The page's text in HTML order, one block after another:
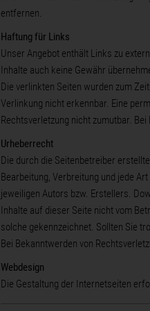
entfernen.
Haftung für Links
Unser Angebot enthält Links zu
Inhalte auch keine Gewähr
Die verlinkten Seiten wurden zum
Verlinkung nicht erkennbar. Eine
Rechtsverletzung nicht zumutbar.
Urheberrecht
Die durch die Seitenbetreiber
Bearbeitung, Verbreitung und jede
jeweiligen Autors bzw. Erstellers.
Inhalte auf dieser Seite nicht vom
solche gekennzeichnet. Sollten Sie
Bei Bekanntwerden von
Webdesign
Die Gestaltung der Internetseiten